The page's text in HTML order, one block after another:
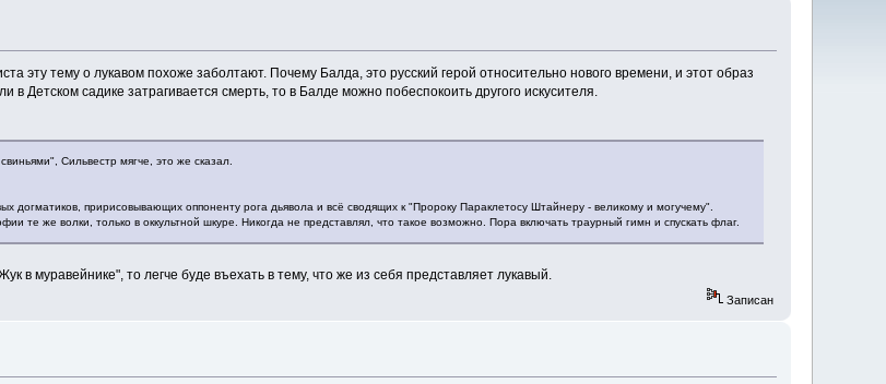
эту тему о лукавом похоже заболтают. Почему Балда, это русский герой относительно нового времени, и этот образ
Детском садике затрагивается смерть, то в Балде можно побеспокоить другого искусителя.
Сильвестр мягче, это же сказал.
догматиков, пририсовывающих оппоненту рога дьявола и всё сводящих к "Пророку Параклетосу Штайнеру - великому и могучему".
те же волки, только в оккультной шкуре. Никогда не представлял, что такое возможно. Пора включать траурный гимн и спускать флаг.
в муравейнике", то легче буде въехать в тему, что же из себя представляет лукавый.
Записан